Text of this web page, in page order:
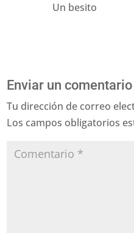
Un besito
Enviar un comentario
Tu dirección de correo
Los campos obligatorios